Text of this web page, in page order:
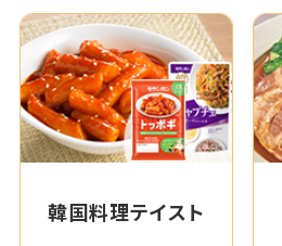
韓国料理テイスト